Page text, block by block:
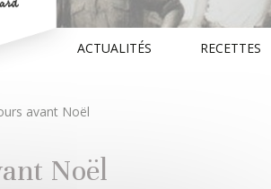
ACTUALITÉS RECETTES
avant Noël
Noël